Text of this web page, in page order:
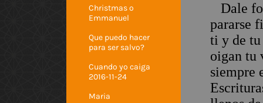
Christmas o
Emmanuel
Que puedo hacer
para ser salvo?
Cuando yo caiga
2016-11-24
Maria
Dale
pararse
ti y de
oigan tu
siempre